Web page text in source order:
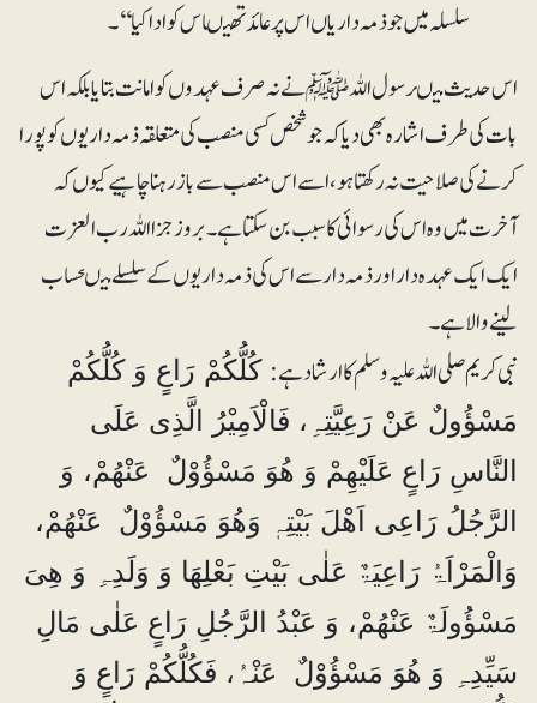
سلسلہ میں جو ذمہ داریاں اس پر عائد تھیںاس کو ادا کیا‘‘۔
اس حدیث میںرسول اللہﷺ نے نہ صرف عہدوں کو امانت بتایا بلکہ اس
بات کی طرف اشارہ بھی دیا کہ جو شخص کسی منصب کی متعلقہ ذمہ داریوں کو پورا
کرنے کی صلاحیت نہ رکھتا ہو، اسے اس منصب سے باز رہنا چاہیے کیوں کہ
آخرت میں وہ اس کی رسوائی کا سبب بن سکتا ہے۔ بروز جزا اللہ رب العزت
ایک ایک عہدہ دار اور ذمہ دار سے اس کی ذمہ داریوں کے سلسلے میںحساب
لینے والا ہے۔
نبی کریم صلی اللہ علیہ وسلم کا ارشاد ہے:کُلُّکُمْ رَاعٍ وَ کُلُّکُمْ
مَسْؤُولٌ عَنْ رَعِیَّتِہِ، فَالْاَمِیْرُ الَّذِی عَلَی
النَّاسِ رَاعٍ عَلَیْھِمْ وَ ھُوَ مَسْؤُوْلٌ عَنْھُمْ، وَ
الرَّجُلُ رَاعِی اَھْلَ بَیْتِہٖ وَھُوَ مَسْؤُوْلٌ عَنْھُمْ،
وَالْمَرْاَۃُ رَاعِیَۃٌ عَلٰی بَیْتِ بَعْلِھَا وَ وَلَدِہِ وَ ھِیَ
مَسْؤُولَۃٌ عَنْھُمْ، وَ عَبْدُ الرَّجُلِ رَاعٍ عَلٰی مَالِ
سَیِّدِہِ وَ ھُوَ مَسْؤُوْلٌ عَنْہُ، فَکُلُّکُمْ رَاعٍ وَ